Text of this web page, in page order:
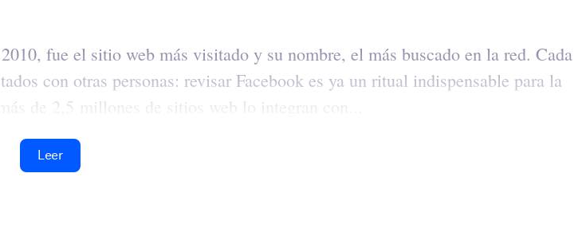
fue el sitio web más visitado y su nombre, el más buscado en la red. Cada
con otras personas: revisar Facebook es ya un ritual indispensable para la
de 2,5 millones de sitios web lo integran con...
Leer